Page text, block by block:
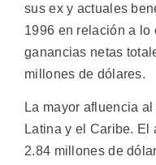
sus ex y actuales
1996 en relación a lo
ganancias netas
millones de dólares.
La mayor afluencia
Latina y el Caribe. El
2.84 millones de